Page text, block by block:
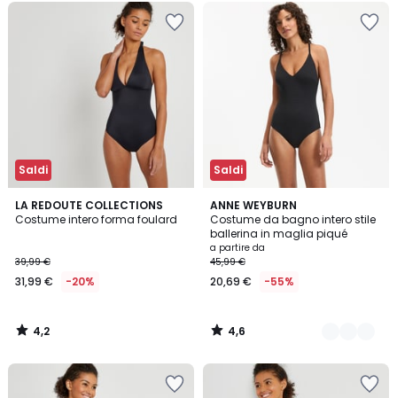
Saldi
LA REDOUTE COLLECTIONS
Costume intero forma foulard
39,99 €
31,99 € -20%
4,2
/ 5
4,2
/
Saldi
ANNE WEYBURN
Costume da bagno intero stile
ballerina in maglia piqué
a partire da
45,99 €
20,69 € -55%
4,6
/ 5
3
Colori
4,6
/